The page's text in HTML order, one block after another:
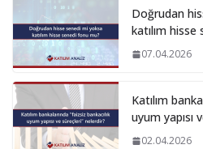
Doğrudan
katılım
07.04.2026
Katılım
uyum yapısı
02.04.2026